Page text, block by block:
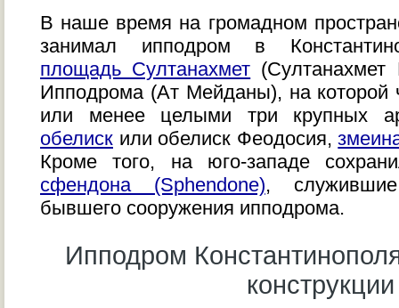
В наше время на громадном
занимал ипподром в
площадь Султанахмет
Ипподрома (Ат Мейданы), на которой
или менее целыми три крупных
обелиск или обелиск Феодосия,
Кроме того, на юго-западе
сфендона (Sphendone),
бывшего сооружения ипподрома.
Ипподром
конструкции